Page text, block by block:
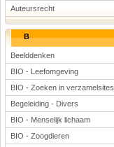
Auteursrecht
B
Beelddenken
BIO - Leefomgeving
BIO - Zoeken in verzamelsites
Begeleiding - Divers
BIO - Menselijk lichaam
BIO - Zoogdieren